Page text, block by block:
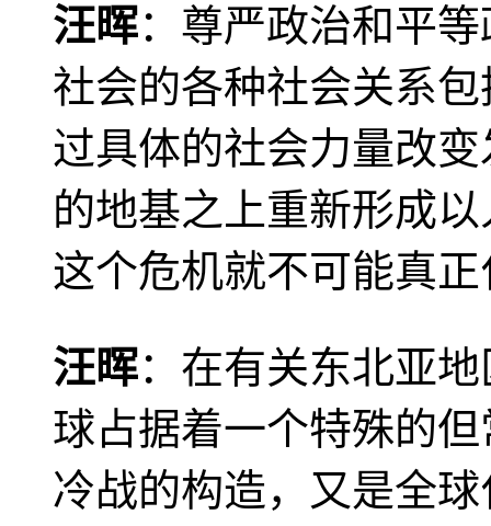
汪晖：尊严政治和平
社会的各种社会关系
过具体的社会力量改
的地基之上重新形成
这个危机就不可能真
汪晖：在有关东北亚
球占据着一个特殊的
冷战的构造，又是全